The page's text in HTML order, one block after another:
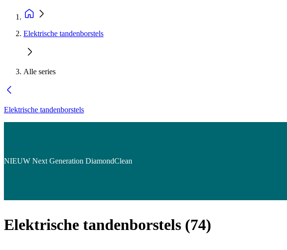
Elektrische tandenborstels
Alle series
Elektrische tandenborstels
NIEUW Next Generation DiamondClean
Elektrische tandenborstels (74)